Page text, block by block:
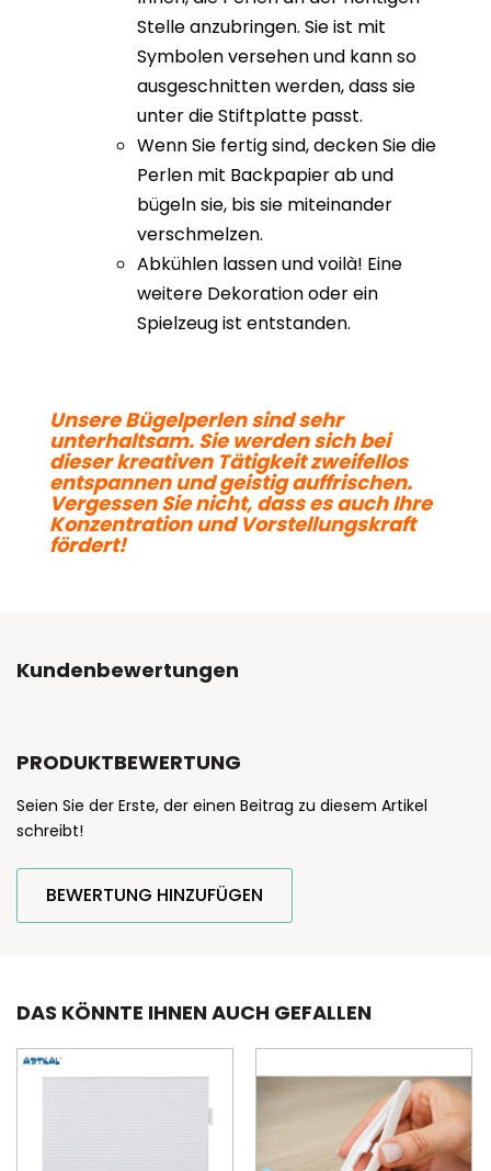
Stelle anzubringen. Sie ist mit
Symbolen versehen und kann so
ausgeschnitten werden, dass sie
unter die Stiftplatte passt.
Wenn Sie fertig sind, decken Sie die
Perlen mit Backpapier ab und
bügeln sie, bis sie miteinander
verschmelzen.
Abkühlen lassen und voilà! Eine
weitere Dekoration oder ein
Spielzeug ist entstanden.
Unsere Bügelperlen sind sehr
unterhaltsam. Sie werden sich bei
dieser kreativen Tätigkeit zweifellos
entspannen und geistig auffrischen.
Vergessen Sie nicht, dass es auch Ihre
Konzentration und Vorstellungskraft
fördert!
Kundenbewertungen
PRODUKTBEWERTUNG
Seien Sie der Erste, der einen Beitrag zu diesem Artikel
schreibt!
BEWERTUNG HINZUFÜGEN
DAS KÖNNTE IHNEN AUCH GEFALLEN